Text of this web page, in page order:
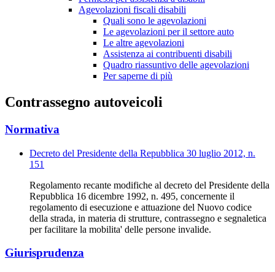
Agevolazioni fiscali disabili
Quali sono le agevolazioni
Le agevolazioni per il settore auto
Le altre agevolazioni
Assistenza ai contribuenti disabili
Quadro riassuntivo delle agevolazioni
Per saperne di più
Contrassegno autoveicoli
Normativa
Decreto del Presidente della Repubblica 30 luglio 2012, n.
151
Regolamento recante modifiche al decreto del Presidente della
Repubblica 16 dicembre 1992, n. 495, concernente il
regolamento di esecuzione e attuazione del Nuovo codice
della strada, in materia di strutture, contrassegno e segnaletica
per facilitare la mobilita' delle persone invalide.
Giurisprudenza